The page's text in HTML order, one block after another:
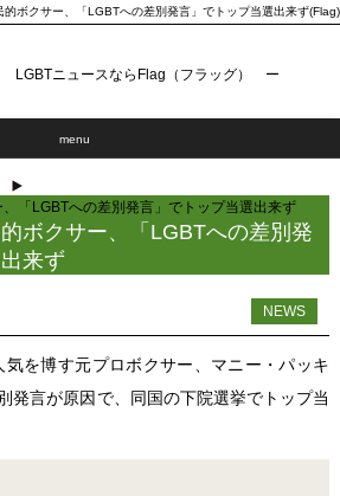
的ボクサー、「LGBTへの差別発言」でトップ当選出来ず(Flag)
LGBTニュースならFlag（フラッグ） ー
menu
「LGBTへの差別発言」でトップ当選出来ず
ボクサー、「LGBTへの差別発
来ず
NEWS
を博す元プロボクサー、マニー・パッキ
発言が原因で、同国の下院選挙でトップ当